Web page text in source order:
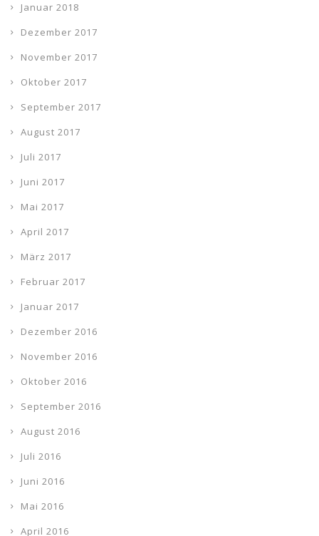
Januar 2018
Dezember 2017
November 2017
Oktober 2017
September 2017
August 2017
Juli 2017
Juni 2017
Mai 2017
April 2017
März 2017
Februar 2017
Januar 2017
Dezember 2016
November 2016
Oktober 2016
September 2016
August 2016
Juli 2016
Juni 2016
Mai 2016
April 2016